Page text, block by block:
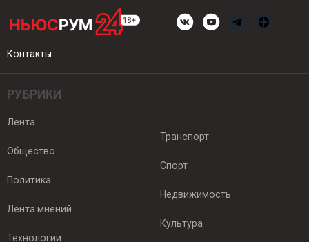
Контакты
РУБРИКИ
Лента
Общество
Политика
Лента мнений
Технологии
Транспорт
Спорт
Недвижимость
Культура